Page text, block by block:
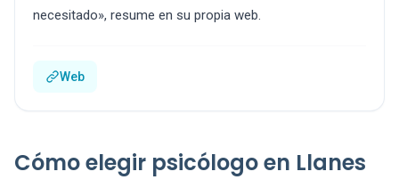
necesitado», resume en su propia web.
Web
Cómo elegir psicólogo en Llanes